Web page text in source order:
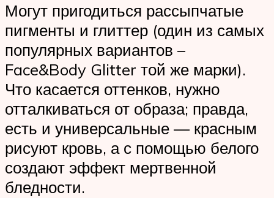
Могут пригодиться рассыпчатые
пигменты и глиттер (один из самых
популярных вариантов –
Face&Body Glitter той же марки).
Что касается оттенков, нужно
отталкиваться от образа; правда,
есть и универсальные — красным
рисуют кровь, а с помощью белого
создают эффект мертвенной
бледности.